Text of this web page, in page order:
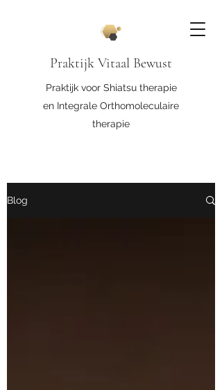
Praktijk Vitaal Bewust
Praktijk voor Shiatsu therapie
en Integrale Orthomoleculaire
therapie
Blog